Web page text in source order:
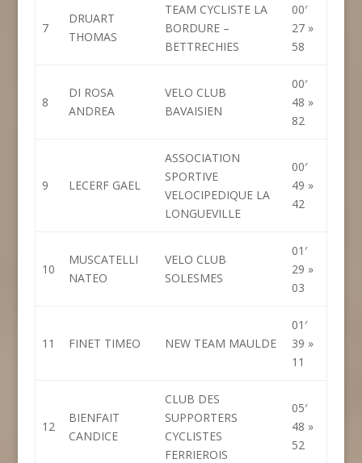
7
DRUART
THOMAS
TEAM CYCLISTE LA
BORDURE –
BETTRECHIES
00′
27 »
58
8
DI ROSA
ANDREA
VELO CLUB
BAVAISIEN
00′
48 »
82
9 LECERF GAEL
ASSOCIATION
SPORTIVE
VELOCIPEDIQUE LA
LONGUEVILLE
00′
49 »
42
10
MUSCATELLI
NATEO
VELO CLUB
SOLESMES
01′
29 »
03
11 FINET TIMEO NEW TEAM MAULDE
01′
39 »
11
12
BIENFAIT
CANDICE
CLUB DES
SUPPORTERS
CYCLISTES
FERRIEROIS
05′
48 »
52